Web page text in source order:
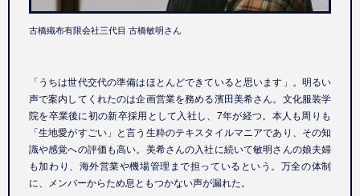
古橋織布有限会社三代目 古橋敏明さん
「うちは世代交代の準備はほとんどできていると思います」。明るい
声で案内してくれたのは企画営業を務める濱田美希さん。文化服装学
院を卒業後に初の新卒採用として入社し、7年が経つ。本人も周りも
「生地愛がすごい」と言う生粋のテキスタイルマニアであり、その知
識や感覚への評価も高い。美希さんの入社に続いて敏明さんの娘夫婦
も加わり、海外営業や機場管理まで担っているという。万全の体制
に、メンバーからため息ともつかない声が漏れた。